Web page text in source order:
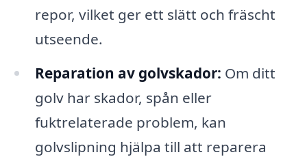
repor, vilket ger ett slätt och fräscht
utseende.
Reparation av golvskador: Om ditt
golv har skador, spån eller
fuktrelaterade problem, kan
golvslipning hjälpa till att reparera